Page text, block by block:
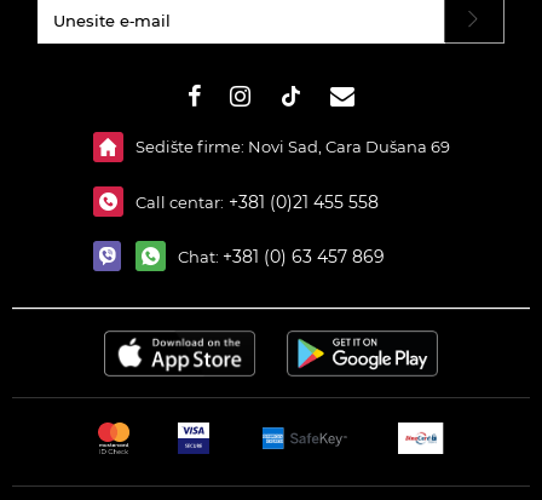
Sedište firme: Novi Sad, Cara Dušana 69
Call centar: +381 (0)21 455 558
Chat: +381 (0) 63 457 869